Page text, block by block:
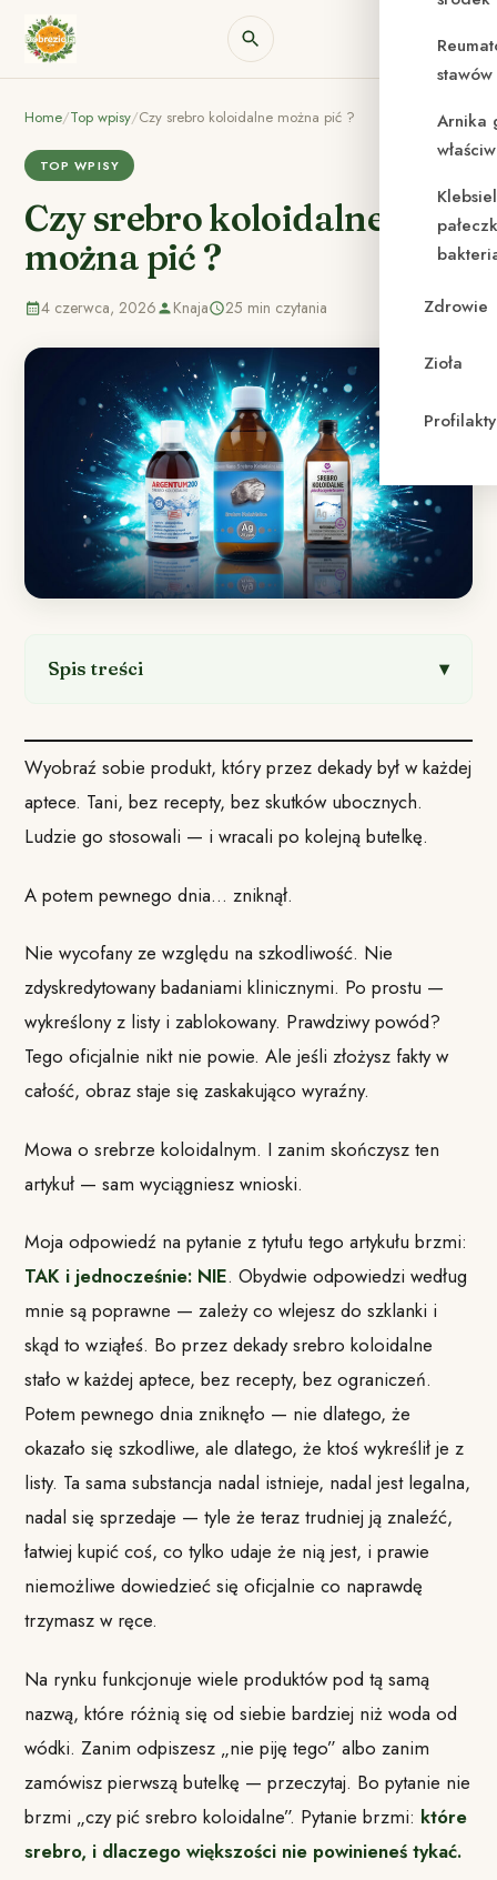
Arnika
Zdrowie
Zioła
Home/Top wpisy/Czy srebro koloidalne można pić ?
TOP WPISY
Czy srebro koloidalne
można pić ?
4 czerwca, 2026 Knaja 25 min czytania
Spis treści
Wyobraź sobie produkt, który przez dekady był w każdej
aptece. Tani, bez recepty, bez skutków ubocznych.
Ludzie go stosowali — i wracali po kolejną butelkę.
A potem pewnego dnia… zniknął.
Nie wycofany ze względu na szkodliwość. Nie
zdyskredytowany badaniami klinicznymi. Po prostu —
wykreślony z listy i zablokowany. Prawdziwy powód?
Tego oficjalnie nikt nie powie. Ale jeśli złożysz fakty w
całość, obraz staje się zaskakująco wyraźny.
Mowa o srebrze koloidalnym. I zanim skończysz ten
artykuł — sam wyciągniesz wnioski.
Moja odpowiedź na pytanie z tytułu tego artykułu brzmi:
TAK i jednocześnie: NIE. Obydwie odpowiedzi według
mnie są poprawne — zależy co wlejesz do szklanki i
skąd to wziąłeś. Bo przez dekady srebro koloidalne
stało w każdej aptece, bez recepty, bez ograniczeń.
Potem pewnego dnia zniknęło — nie dlatego, że
okazało się szkodliwe, ale dlatego, że ktoś wykreślił je z
listy. Ta sama substancja nadal istnieje, nadal jest legalna,
nadal się sprzedaje — tyle że teraz trudniej ją znaleźć,
łatwiej kupić coś, co tylko udaje że nią jest, i prawie
niemożliwe dowiedzieć się oficjalnie co naprawdę
trzymasz w ręce.
Na rynku funkcjonuje wiele produktów pod tą samą
nazwą, które różnią się od siebie bardziej niż woda od
wódki. Zanim odpiszesz „nie piję tego” albo zanim
zamówisz pierwszą butelkę — przeczytaj. Bo pytanie nie
brzmi „czy pić srebro koloidalne”. Pytanie brzmi: które
srebro, i dlaczego większości nie powinieneś tykać.